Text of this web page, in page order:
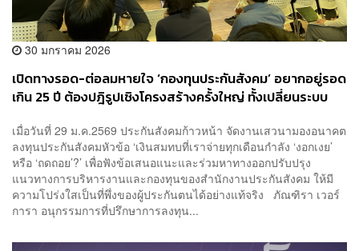
30 มกราคม 2026
เปิดทางรอด-ต่อลมหายใจ ‘กองทุนประกันสังคม’ อยากอยู่รอด
เกิน 25 ปี ต้องปฎิรูปเชิงโครงสร้างครั้งใหญ่ ทั้งเปลี่ยนระบบ
เมื่อวันที่ 29 ม.ค.2569 ประกันสังคมก้าวหน้า จัดงานเสวนามองอนาคต
ลงทุนประกันสังคมหัวข้อ ‘เงินสมทบที่เราจ่ายทุกเดือนกำลัง ‘งอกเงย’
หรือ ‘ถดถอย’?’ เพื่อฟังข้อเสนอแนะและร่วมหาทางออกปรับปรุง
แนวทางการบริหารงานและกองทุนของสำนักงานประกันสังคม ให้มี
ความโปร่งใสเป็นที่พึ่งของผู้ประกันตนได้อย่างแท้จริง ภัณฑิรา เวอร์
การา อนุกรรมการที่ปรึกษาการลงทุน...